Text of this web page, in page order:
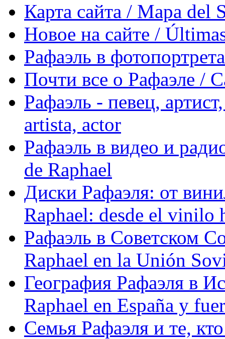
Карта сайта / Mapa del
Новое на сайте /
Рафаэль в
Почти все о Рафаэле /
Рафаэль - певец,
artista, actor
Рафаэль в видео и
de Raphael
Диски Рафаэля: от
Raphael: desde el vinilo
Рафаэль в Советском
Raphael en la Unión
География Рафаэля в
Raphael en España y
Семья Рафаэля и те,